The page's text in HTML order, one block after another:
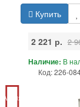
Купить
2 221 р. 2
Наличие: В
Код: 226-
Акция